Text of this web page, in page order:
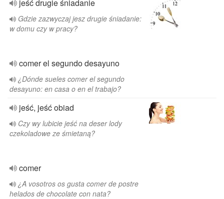
jeść drugie śniadanie
Gdzie zazwyczaj jesz drugie śniadanie:
w domu czy w pracy?
comer el segundo desayuno
¿Dónde sueles comer el segundo
desayuno: en casa o en el trabajo?
jeść, jeść obiad
Czy wy lubicie jeść na deser lody
czekoladowe ze śmietaną?
comer
¿A vosotros os gusta comer de postre
helados de chocolate con nata?